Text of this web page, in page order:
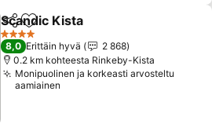
Jaa Lisää suosikkeihin
Scandic Kista
4 Tähtiluokitus
8,0 Erittäin hyvä
2 868
0.2 km kohteesta Rinkeby-Kista
Monipuolinen ja korkeasti arvosteltu
aamiainen